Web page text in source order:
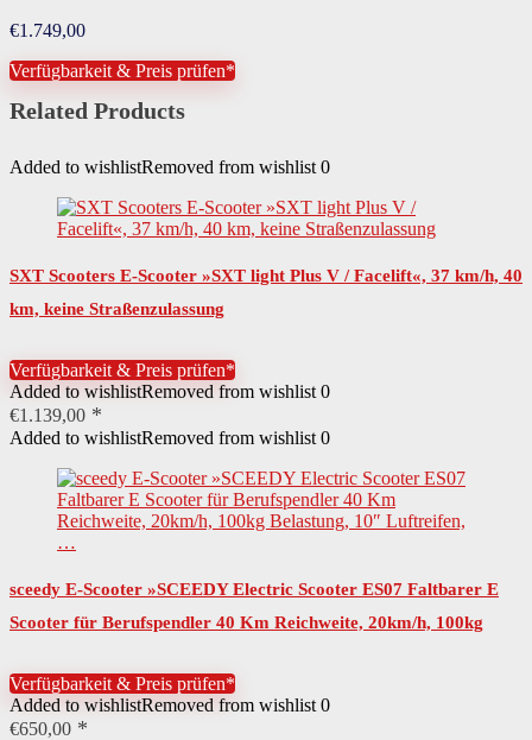
€1.749,00
Verfügbarkeit & Preis prüfen*
Related Products
Added to wishlistRemoved from wishlist 0
SXT Scooters E-Scooter »SXT light Plus V / Facelift«, 37 km/h, 40
km, keine Straßenzulassung
Verfügbarkeit & Preis prüfen*
Added to wishlistRemoved from wishlist 0
€1.139,00
Added to wishlistRemoved from wishlist 0
sceedy E-Scooter »SCEEDY Electric Scooter ES07 Faltbarer E
Scooter für Berufspendler 40 Km Reichweite, 20km/h, 100kg
Verfügbarkeit & Preis prüfen*
Added to wishlistRemoved from wishlist 0
€650,00